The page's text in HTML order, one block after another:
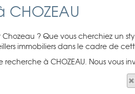
Chozeau ? Que vous cherchiez un
immobiliers dans le cadre de
recherche à CHOZEAU. Nous vous